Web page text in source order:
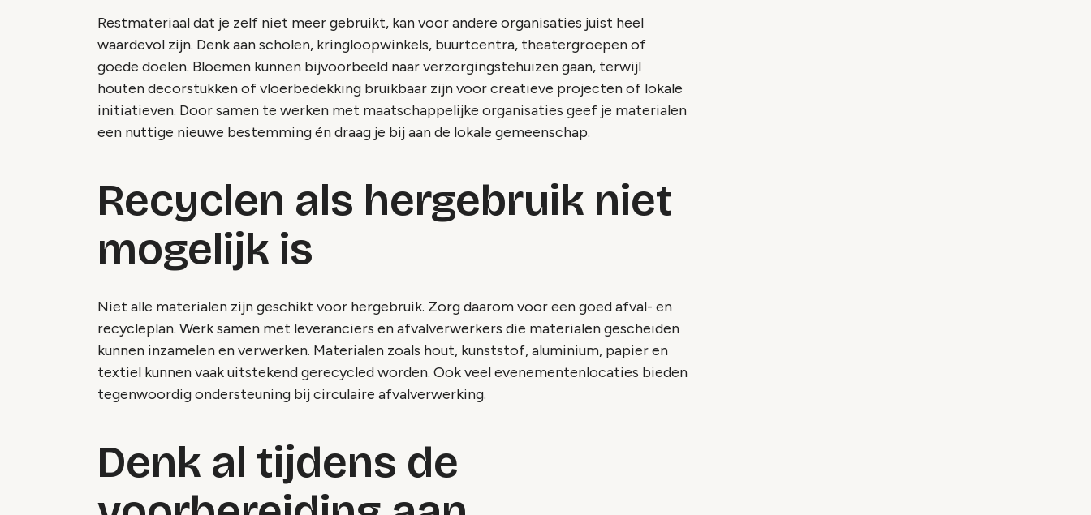
Restmateriaal dat je zelf niet meer gebruikt, kan voor andere organisaties juist heel
waardevol zijn. Denk aan scholen, kringloopwinkels, buurtcentra, theatergroepen of
goede doelen. Bloemen kunnen bijvoorbeeld naar verzorgingstehuizen gaan, terwijl
houten decorstukken of vloerbedekking bruikbaar zijn voor creatieve projecten of lokale
initiatieven. Door samen te werken met maatschappelijke organisaties geef je materialen
een nuttige nieuwe bestemming én draag je bij aan de lokale gemeenschap.
Recyclen als hergebruik niet
mogelijk is
Niet alle materialen zijn geschikt voor hergebruik. Zorg daarom voor een goed afval- en
recycleplan. Werk samen met leveranciers en afvalverwerkers die materialen gescheiden
kunnen inzamelen en verwerken. Materialen zoals hout, kunststof, aluminium, papier en
textiel kunnen vaak uitstekend gerecycled worden. Ook veel evenementenlocaties bieden
tegenwoordig ondersteuning bij circulaire afvalverwerking.
Denk al tijdens de